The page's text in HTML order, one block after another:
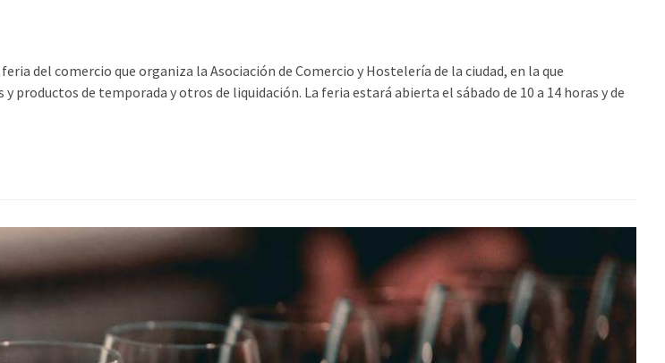
del comercio que organiza la Asociación de Comercio y Hostelería de la ciudad, en la que
de temporada y otros de liquidación. La feria estará abierta el sábado de 10 a 14 horas y de